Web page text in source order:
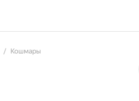
Кошмары